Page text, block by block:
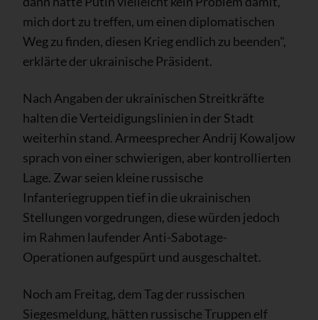
mich dort zu treffen, um einen diplomatischen
Weg zu finden, diesen Krieg endlich zu beenden",
erklärte der ukrainische Präsident.
Nach Angaben der ukrainischen Streitkräfte
halten die Verteidigungslinien in der Stadt
weiterhin stand. Armeesprecher Andrij Kowaljow
sprach von einer schwierigen, aber kontrollierten
Lage. Zwar seien kleine russische
Infanteriegruppen tief in die ukrainischen
Stellungen vorgedrungen, diese würden jedoch
im Rahmen laufender Anti-Sabotage-
Operationen aufgespürt und ausgeschaltet.
Noch am Freitag, dem Tag der russischen
Siegesmeldung, hätten russische Truppen elf